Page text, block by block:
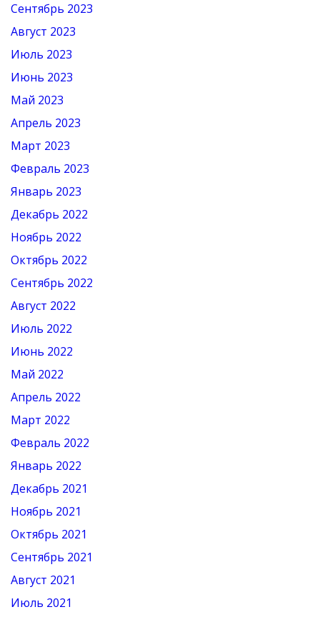
Сентябрь 2023
Август 2023
Июль 2023
Июнь 2023
Май 2023
Апрель 2023
Март 2023
Февраль 2023
Январь 2023
Декабрь 2022
Ноябрь 2022
Октябрь 2022
Сентябрь 2022
Август 2022
Июль 2022
Июнь 2022
Май 2022
Апрель 2022
Март 2022
Февраль 2022
Январь 2022
Декабрь 2021
Ноябрь 2021
Октябрь 2021
Сентябрь 2021
Август 2021
Июль 2021